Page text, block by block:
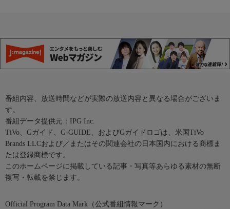
番組内容、放送時間などが実際の放送内容と異なる場合がございま
す。
番組データ提供元：IPG Inc.
TiVo、Gガイド、G-GUIDE、およびGガイドロゴは、米国TiVo
Brands LLCおよび／またはその関連会社の日本国内における商標ま
たは登録商標です。
このホームページに掲載している記事・写真等あらゆる素材の無断
複写・転載を禁じます。
Official Program Data Mark（公式番組情報マーク）